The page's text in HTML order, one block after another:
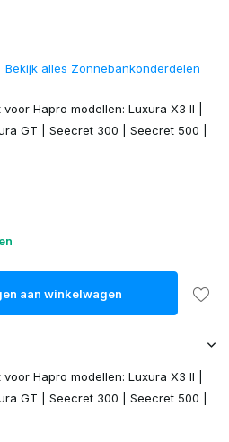
Bekijk alles Zonnebankonderdelen
Hapro modellen: Luxura X3 II |
GT | Seecret 300 | Seecret 500 |
aan winkelwagen
Hapro modellen: Luxura X3 II |
GT | Seecret 300 | Seecret 500 |